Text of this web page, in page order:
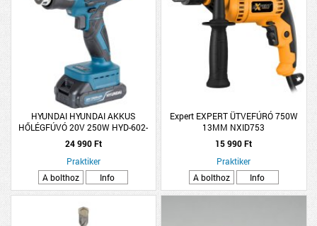
HYUNDAI HYUNDAI AKKUS
HŐLÉGFÚVÓ 20V 250W HYD-602-
20V
24 990 Ft
Praktiker
A bolthoz
Info
Expert EXPERT ÜTVEFÚRÓ 750W
13MM NXID753
15 990 Ft
Praktiker
A bolthoz
Info